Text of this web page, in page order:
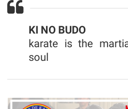
KI NO BUDO
karate is the
soul